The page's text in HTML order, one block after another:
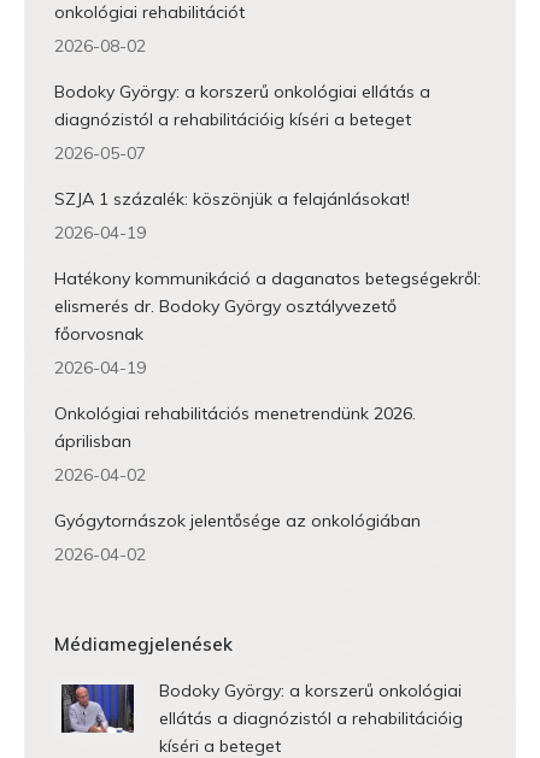
onkológiai rehabilitációt
2026-08-02
Bodoky György: a korszerű onkológiai ellátás a
diagnózistól a rehabilitációig kíséri a beteget
2026-05-07
SZJA 1 százalék: köszönjük a felajánlásokat!
2026-04-19
Hatékony kommunikáció a daganatos betegségekről:
elismerés dr. Bodoky György osztályvezető
főorvosnak
2026-04-19
Onkológiai rehabilitációs menetrendünk 2026.
áprilisban
2026-04-02
Gyógytornászok jelentősége az onkológiában
2026-04-02
Médiamegjelenések
Bodoky György: a korszerű onkológiai
ellátás a diagnózistól a rehabilitációig
kíséri a beteget